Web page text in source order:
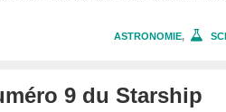
ASTRONOMIE,
9 du Starship